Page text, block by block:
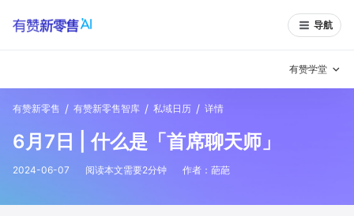
导航
有赞学堂
增长方法
有赞新零售 / 有赞新零售智库 / 私域日历 / 详情
6月7日 | 什么是「首席聊天师」
2024-06-07 阅读本文需要2分钟 作者： 葩葩